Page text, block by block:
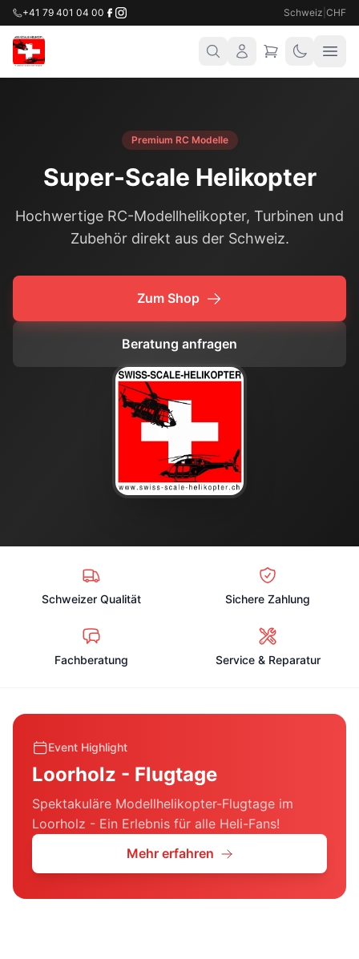
+41 79 401 04 00 Schweiz CHF
Premium RC Modelle
Super-Scale Helikopter
Hochwertige RC-Modellhelikopter, Turbinen und
Zubehör direkt aus der Schweiz.
Zum Shop
Beratung anfragen
Schweizer Qualität Sichere Zahlung
Fachberatung Service & Reparatur
Event Highlight
Loorholz - Flugtage
Spektakuläre Modellhelikopter-Flugtage im
Loorholz - Ein Erlebnis für alle Heli-Fans!
Mehr erfahren